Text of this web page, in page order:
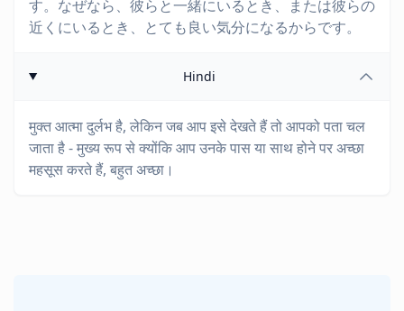
す。なぜなら、彼らと一緒にいるとき、または彼らの
近くにいるとき、とても良い気分になるからです。
Hindi
मुक्त आत्मा दुर्लभ है, लेकिन जब आप इसे देखते हैं तो आपको पता चल
जाता है - मुख्य रूप से क्योंकि आप उनके पास या साथ होने पर अच्छा
महसूस करते हैं, बहुत अच्छा।